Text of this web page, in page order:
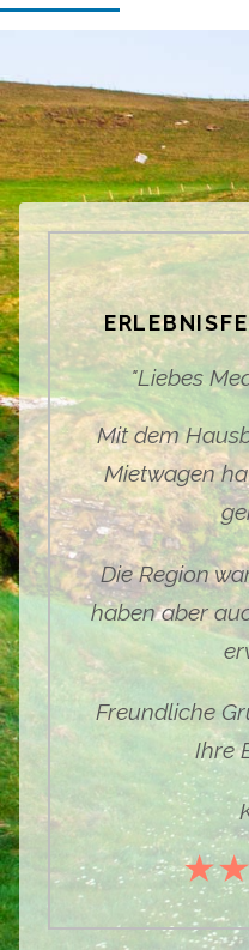
"Liebes
Mit dem
Mietwagen
Die Region
haben aber
Freundliche
Ihre